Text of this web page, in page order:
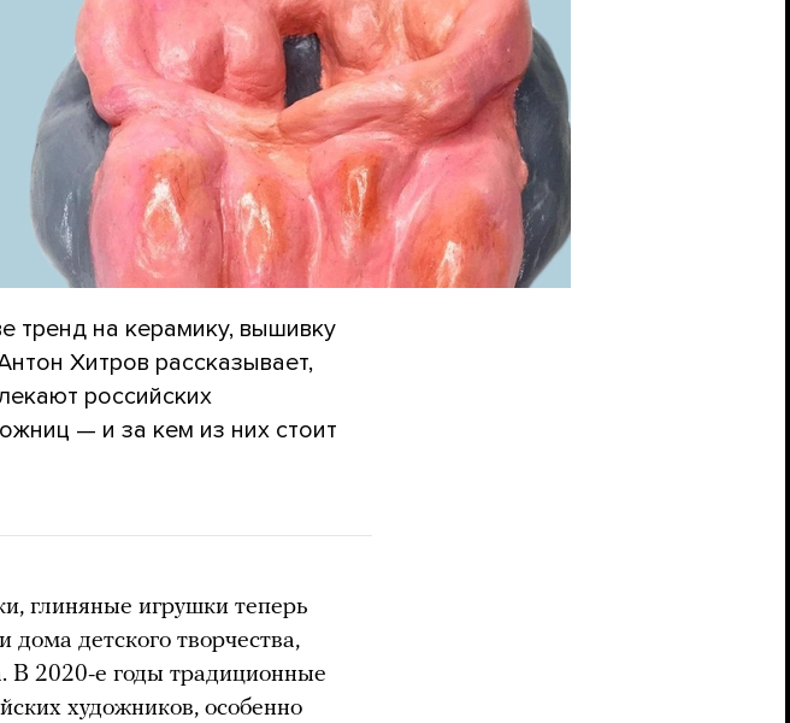
тренд на керамику, вышивку
Хитров рассказывает,
российских
— и за кем из них стоит
глиняные игрушки теперь
дома детского творчества,
В 2020-е годы традиционные
художников, особенно